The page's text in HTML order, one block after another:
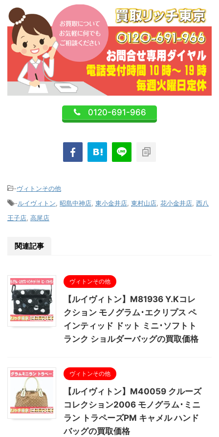
0120-691-966
-ヴィトンその他
-ルイヴィトン, 昭島中神店, 東小金井店, 東村山店, 花小金井店, 西八
王子店, 高尾店
関連記事
ヴィトンその他
【ルイヴィトン】M81936 Y.Kコレ
クション モノグラム･エクリプス ペ
インティッド ドット ミニ･ソフトト
ランク ショルダーバッグの買取価格
ヴィトンその他
【ルイヴィトン】M40059 クルーズ
コレクション2006 モノグラム･ミニ
ラン トラペーズPM キャメル ハンド
バッグの買取価格